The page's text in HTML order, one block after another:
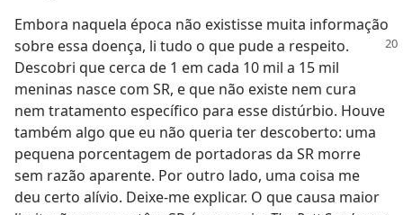
Embora naquela época não existisse muita informação
sobre essa doença, li tudo o que pude a respeito.
Descobri que cerca de 1 em cada 10 mil a 15 mil
meninas nasce com SR, e que não existe nem cura
nem tratamento específico para esse distúrbio. Houve
também algo que eu não queria ter descoberto: uma
pequena porcentagem de portadoras da SR morre
sem razão aparente. Por outro lado, uma coisa me
deu certo alívio. Deixe-me explicar. O que causa maior